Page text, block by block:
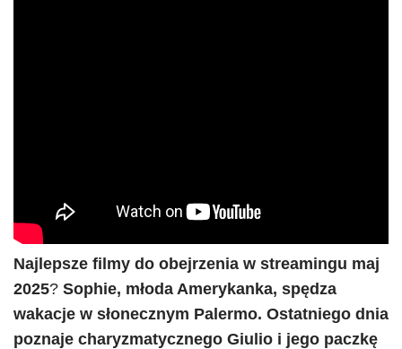
Najlepsze filmy do obejrzenia w streamingu maj
2025? Sophie, młoda Amerykanka, spędza
wakacje w słonecznym Palermo. Ostatniego dnia
poznaje charyzmatycznego Giulio i jego paczkę